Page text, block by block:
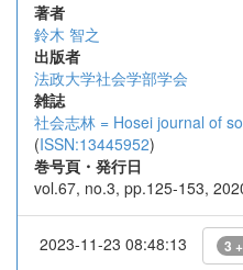
著者
鈴木 智之
出版者
法政大学社会学部学会
雑誌
社会志林 = Hosei journal of
(ISSN:13445952)
巻号頁・発行日
vol.67, no.3, pp.125-153,
2023-11-23 08:48:13 3